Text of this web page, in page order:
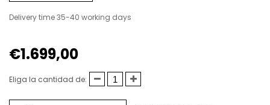
Delivery time 35-40 working days
€1.699,00
Eliga la cantidad de: